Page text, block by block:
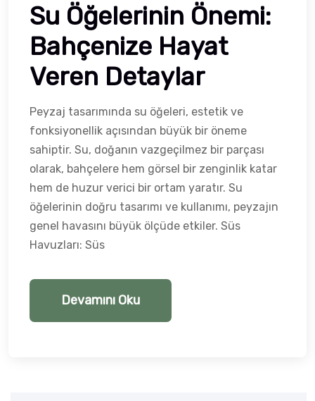
Su Öğelerinin Önemi:
Bahçenize Hayat
Veren Detaylar
Peyzaj tasarımında su öğeleri, estetik ve
fonksiyonellik açısından büyük bir öneme
sahiptir. Su, doğanın vazgeçilmez bir parçası
olarak, bahçelere hem görsel bir zenginlik katar
hem de huzur verici bir ortam yaratır. Su
öğelerinin doğru tasarımı ve kullanımı, peyzajın
genel havasını büyük ölçüde etkiler. Süs
Havuzları: Süs
Devamını Oku